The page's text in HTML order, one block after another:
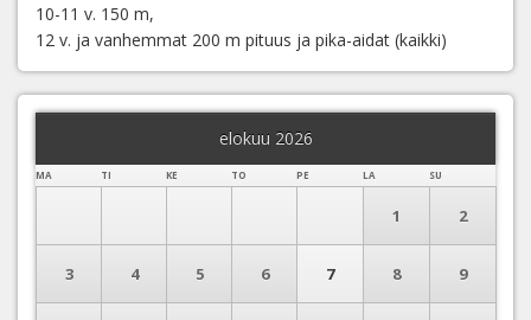
10-11 v. 150 m,
12 v. ja vanhemmat 200 m pituus ja pika-aidat (kaikki)
elokuu 2026
MA TI KE TO PE LA SU
1 2
3 4 5 6 7 8 9